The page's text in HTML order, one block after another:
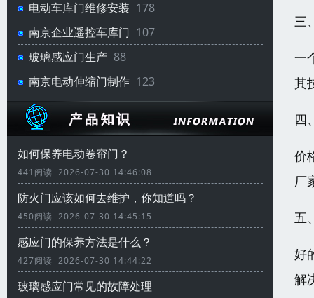
电动车库门维修安装 178
南京企业遥控车库门 107
玻璃感应门生产 88
南京电动伸缩门制作 123
如何保养电动卷帘门？
441阅读 2026-07-30 14:46:08
防火门应该如何去维护，你知道吗？
450阅读 2026-07-30 14:45:15
感应门的保养方法是什么？
427阅读 2026-07-30 14:44:22
玻璃感应门常见的故障处理
三
一
其
四
价
厂
五
好
解